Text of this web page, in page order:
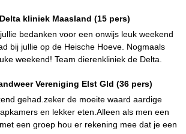
kliniek Maasland (15 pers)
bedanken voor een onwijs leuk weekend
bij jullie op de Heische Hoeve. Nogmaals
weekend! Team dierenkliniek de Delta.
Vereniging Elst Gld (36 pers)
gehad.zeker de moeite waard aardige
en lekker eten.Alleen als men een
een groep hou er rekening mee dat je een